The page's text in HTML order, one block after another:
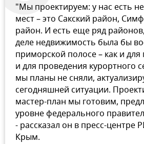
"Мы проектируем: у нас есть
мест – это Сакский район,
район. И есть еще ряд
деле недвижимость была бы
приморской полосе – как и
и для проведения курортного
мы планы не сняли,
сегодняшней ситуации.
мастер-план мы готовим,
уровне федерального
- рассказал он в пресс-центре
Крым.